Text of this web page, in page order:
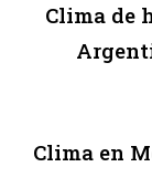
Clima de
Clima en